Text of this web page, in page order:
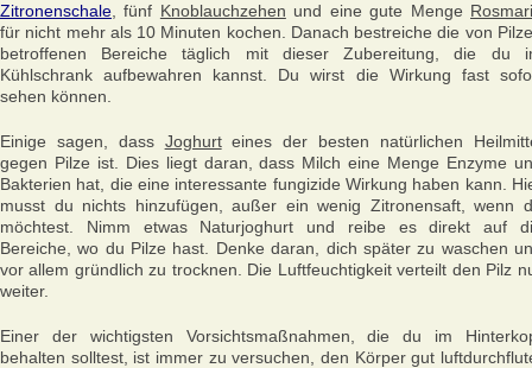
Zitronenschale , fünf Knoblauchzehen und eine gute Menge
für nicht mehr als 10 Minuten kochen. Danach bestreiche die von
betroffenen Bereiche täglich mit dieser Zubereitung, die du
Kühlschrank aufbewahren kannst. Du wirst die Wirkung fast
sehen können.
Einige sagen, dass Joghurteines der besten natürlichen
gegen Pilze ist. Dies liegt daran, dass Milch eine Menge Enzyme
Bakterien hat, die eine interessante fungizide Wirkung haben kann.
musst du nichts hinzufügen, außer ein wenig Zitronensaft, wenn
möchtest. Nimm etwas Naturjoghurt und reibe es direkt auf
Bereiche, wo du Pilze hast. Denke daran, dich später zu waschen
vor allem gründlich zu trocknen. Die Luftfeuchtigkeit verteilt den Pilz
weiter.
Einer der wichtigsten Vorsichtsmaßnahmen, die du im
behalten solltest, ist immer zu versuchen, den Körper gut